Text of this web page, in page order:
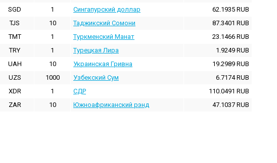
SGD
1 Сингапурский доллар 62.1935 RUB
TJS
10 Таджикский Сомони 87.3401 RUB
TMT
1 Туркменский Манат 23.1466 RUB
TRY
1 Турецкая Лира 1.9249 RUB
UAH
10 Украинская Гривна 19.2989 RUB
UZS
1000 Узбекский Сум 6.7174RUB
XDR
1 СДР 110.0491 RUB
ZAR
10 Южноафриканский рэнд 47.1037 RUB